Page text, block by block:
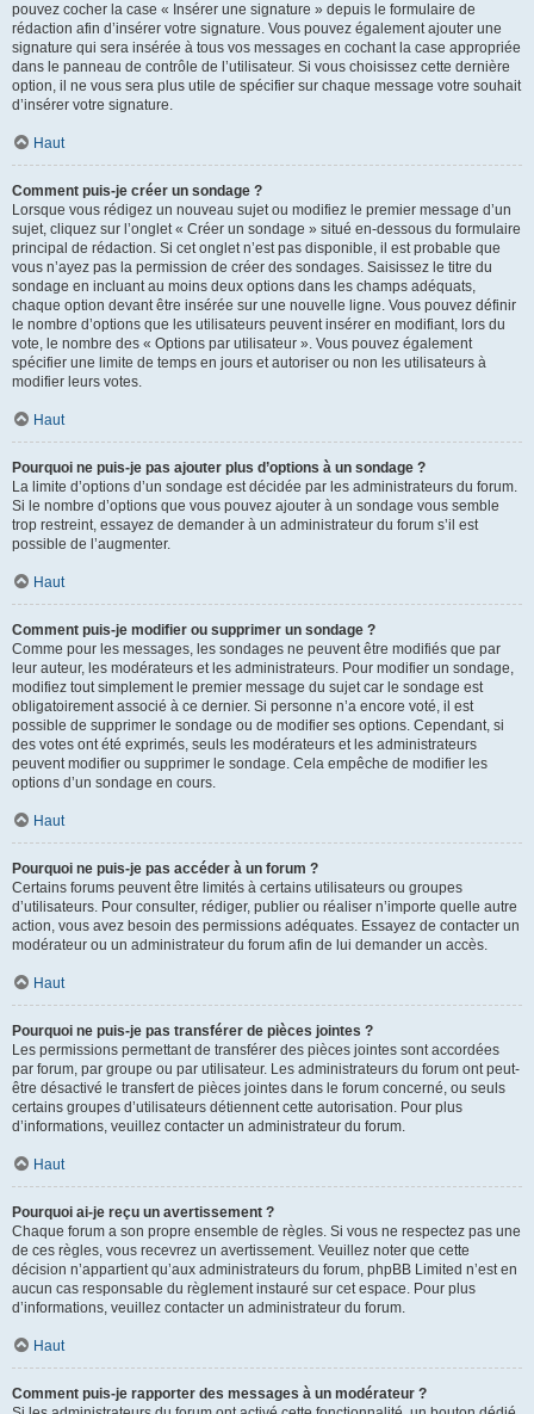
pouvez cocher la case « Insérer une signature » depuis le formulaire de
rédaction afin d’insérer votre signature. Vous pouvez également ajouter une
signature qui sera insérée à tous vos messages en cochant la case appropriée
dans le panneau de contrôle de l’utilisateur. Si vous choisissez cette dernière
option, il ne vous sera plus utile de spécifier sur chaque message votre souhait
d’insérer votre signature.
Haut
Comment puis-je créer un sondage ?
Lorsque vous rédigez un nouveau sujet ou modifiez le premier message d’un
sujet, cliquez sur l’onglet « Créer un sondage » situé en-dessous du formulaire
principal de rédaction. Si cet onglet n’est pas disponible, il est probable que
vous n’ayez pas la permission de créer des sondages. Saisissez le titre du
sondage en incluant au moins deux options dans les champs adéquats,
chaque option devant être insérée sur une nouvelle ligne. Vous pouvez définir
le nombre d’options que les utilisateurs peuvent insérer en modifiant, lors du
vote, le nombre des « Options par utilisateur ». Vous pouvez également
spécifier une limite de temps en jours et autoriser ou non les utilisateurs à
modifier leurs votes.
Haut
Pourquoi ne puis-je pas ajouter plus d’options à un sondage ?
La limite d’options d’un sondage est décidée par les administrateurs du forum.
Si le nombre d’options que vous pouvez ajouter à un sondage vous semble
trop restreint, essayez de demander à un administrateur du forum s’il est
possible de l’augmenter.
Haut
Comment puis-je modifier ou supprimer un sondage ?
Comme pour les messages, les sondages ne peuvent être modifiés que par
leur auteur, les modérateurs et les administrateurs. Pour modifier un sondage,
modifiez tout simplement le premier message du sujet car le sondage est
obligatoirement associé à ce dernier. Si personne n’a encore voté, il est
possible de supprimer le sondage ou de modifier ses options. Cependant, si
des votes ont été exprimés, seuls les modérateurs et les administrateurs
peuvent modifier ou supprimer le sondage. Cela empêche de modifier les
options d’un sondage en cours.
Haut
Pourquoi ne puis-je pas accéder à un forum ?
Certains forums peuvent être limités à certains utilisateurs ou groupes
d’utilisateurs. Pour consulter, rédiger, publier ou réaliser n’importe quelle autre
action, vous avez besoin des permissions adéquates. Essayez de contacter un
modérateur ou un administrateur du forum afin de lui demander un accès.
Haut
Pourquoi ne puis-je pas transférer de pièces jointes ?
Les permissions permettant de transférer des pièces jointes sont accordées
par forum, par groupe ou par utilisateur. Les administrateurs du forum ont peut-
être désactivé le transfert de pièces jointes dans le forum concerné, ou seuls
certains groupes d’utilisateurs détiennent cette autorisation. Pour plus
d’informations, veuillez contacter un administrateur du forum.
Haut
Pourquoi ai-je reçu un avertissement ?
Chaque forum a son propre ensemble de règles. Si vous ne respectez pas une
de ces règles, vous recevrez un avertissement. Veuillez noter que cette
décision n’appartient qu’aux administrateurs du forum, phpBB Limited n’est en
aucun cas responsable du règlement instauré sur cet espace. Pour plus
d’informations, veuillez contacter un administrateur du forum.
Haut
Comment puis-je rapporter des messages à un modérateur ?